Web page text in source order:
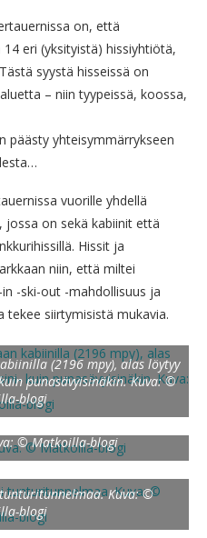
on, että
eri (yksityistä) hissiyhtiötä,
syystä hisseissä on
– niin tyypeissä, koossa,
päästy yhteisymmärrykseen
vuorille yhdellä
jossa on sekä kabiinit että
Hissit ja
niin, että miltei
-ski-out -mahdollisuus ja
tekee siirtymisistä mukavia.
(2196 mpy), alas löytyy
punasävyisinäkin. Kuva: ©
blogi
© Matkoilla-blogi
Kuva: ©
blogi